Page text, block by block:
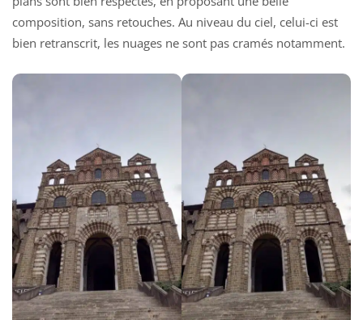
composition, sans retouches. Au niveau du ciel, celui-ci est
bien retranscrit, les nuages ne sont pas cramés notamment.